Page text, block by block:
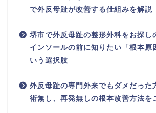
で外反母趾が改善する仕組みを解説
堺市で外反母趾の整形外科をお探し
インソールの前に知りたい「根本原
いう選択肢
外反母趾の専門外来でもダメだった
術無し、再発無しの根本改善方法を